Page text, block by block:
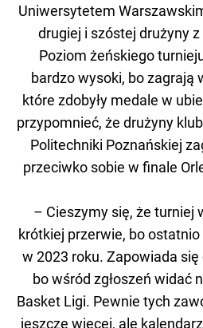
Uniwersytetem
drugiej i szóstej drużyny z
Poziom żeńskiego
bardzo wysoki, bo zagrają
które zdobyły medale w
przypomnieć, że drużyny
Politechniki Poznańskiej
przeciwko sobie w finale
– Cieszymy się, że turniej
krótkiej przerwie, bo
w 2023 roku. Zapowiada
bo wśród zgłoszeń widać
Basket Ligi. Pewnie tych
jeszcze więcej, ale